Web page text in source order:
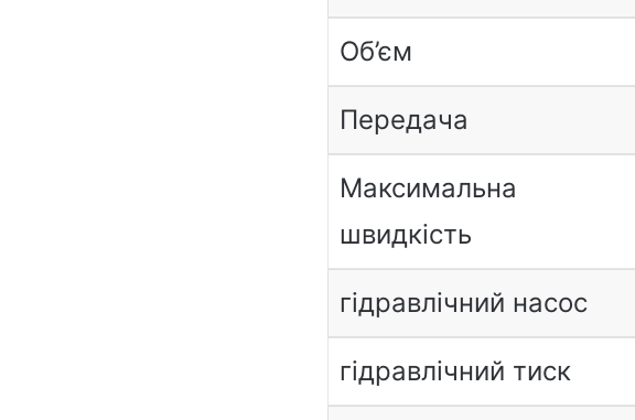
Об’єм
Передача
Максимальна
швидкість
гідравлічний насос
гідравлічний тиск